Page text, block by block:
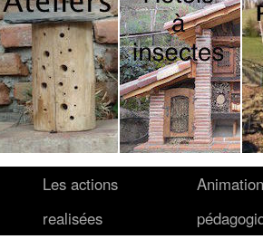
Les actions
realisées